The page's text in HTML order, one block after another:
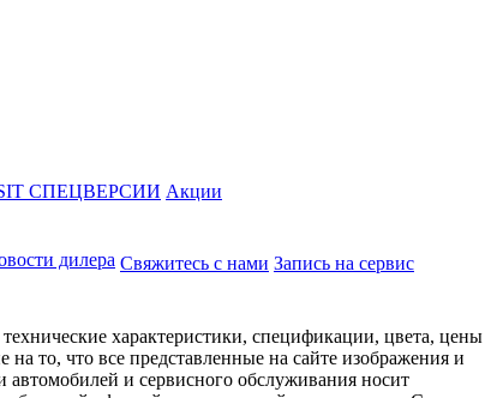
СПЕЦВЕРСИИ Акции
дилера Свяжитесь с нами Запись на сервис
характеристики, спецификации, цвета, цены
то, что все представленные на сайте изображения и
автомобилей и сервисного обслуживания носит